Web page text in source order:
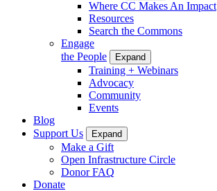
Where CC Makes An Impact
Resources
Search the Commons
Engage
the People
Expand
Training + Webinars
Advocacy
Community
Events
Blog
Support Us
Expand
Make a Gift
Open Infrastructure Circle
Donor FAQ
Donate